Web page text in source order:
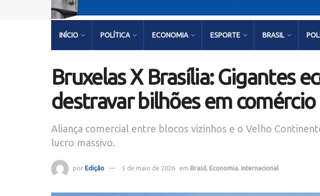
INÍCIO POLÍTICA ECONOMIA ESPORTE BRASIL
Bruxelas X Brasília: Gigantes
destravar bilhões em
Aliança comercial entre blocos vizinhos e o Velho
lucro massivo.
por Edição 5 de maio de 2026 em Brasil Economia internacional